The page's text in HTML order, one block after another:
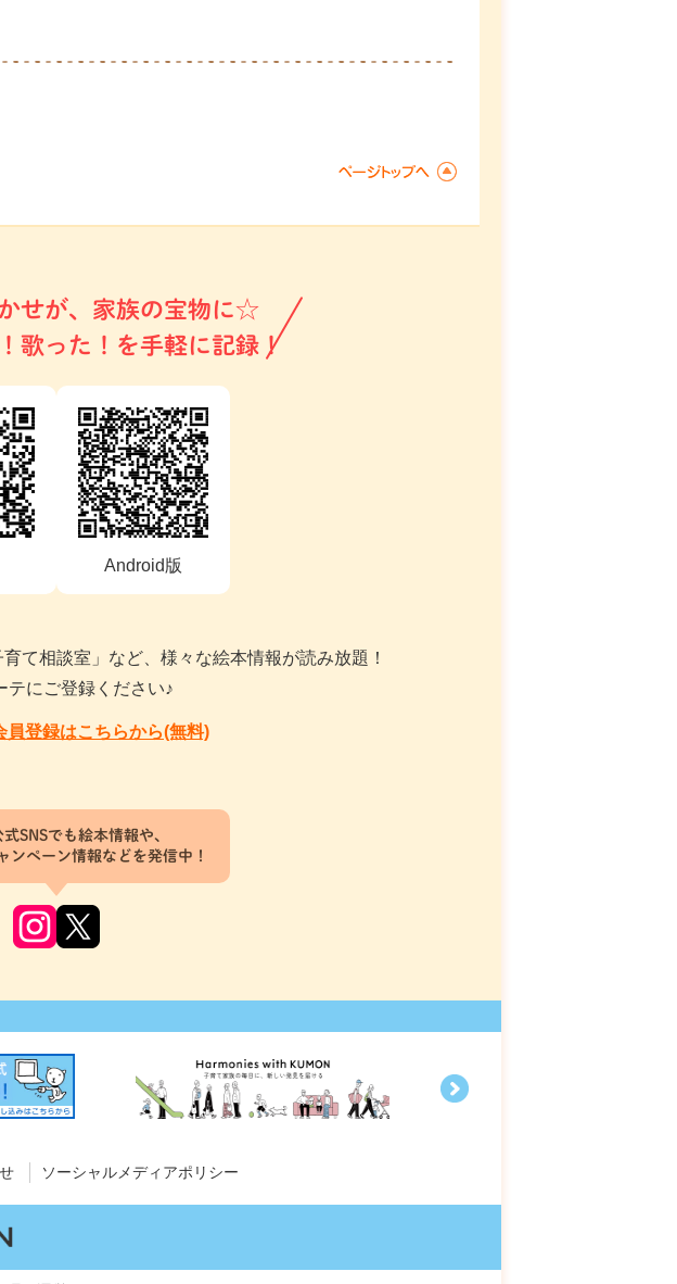
せが、家族の宝物に☆
歌った！を手軽に記録！
Android版
て相談室」など、様々な絵本情報が読み放題！
テにご登録ください♪
登録はこちらから(無料)
式SNSでも絵本情報や、
ンペーン情報などを発信中！
ソーシャルメディアポリシー